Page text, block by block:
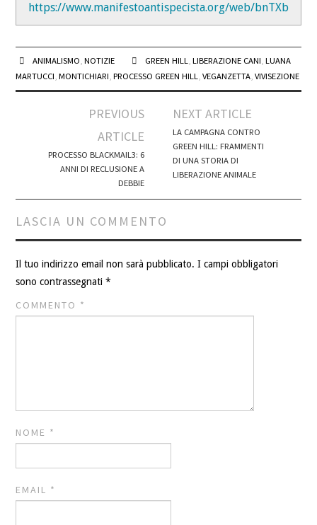
https://www.manifestoantispecista.org/web/bnTXb
ANIMALISMO, NOTIZIE GREEN HILL, LIBERAZIONE CANI, LUANA
MARTUCCI,MONTICHIARI,PROCESSO GREEN HILL,VEGANZETTA,VIVISEZIONE
PREVIOUS
ARTICLE
PROCESSO BLACKMAIL3: 6
ANNI DI RECLUSIONE A
DEBBIE
NEXT ARTICLE
LA CAMPAGNA CONTRO
GREEN HILL: FRAMMENTI
DI UNA STORIA DI
LIBERAZIONE ANIMALE
LASCIA UN COMMENTO
Il tuo indirizzo email non sarà pubblicato. I campi obbligatori
sono contrassegnati*
COMMENTO *
NOME *
EMAIL *